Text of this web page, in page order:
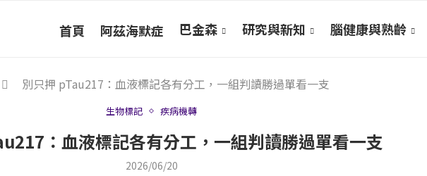
首頁 阿茲海默症 巴金森 研究與新知 腦健康與熟齡
別只押 pTau217：血液標記各有分工，一組判讀勝過單看一支
生物標記 疾病機轉
：血液標記各有分工，一組判讀勝過單看一支
2026/06/20